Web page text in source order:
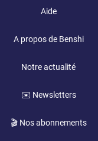
Aide
A propos de Benshi
Notre actualité
✉️ Newsletters
🎬 Nos abonnements